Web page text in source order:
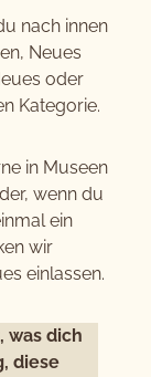
nach innen
Neues
oder
Kategorie.
in Museen
wenn du
ein
wir
einlassen.
was dich
diese